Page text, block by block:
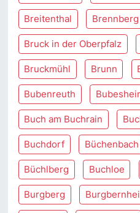
Breitenthal Brennberg
Bruck in der Oberpfalz
Bruckmühl Brunn
Bubenreuth
Buch am Buchrain
Buchdorf Büchenbach
Büchlberg Buchloe
Burgberg